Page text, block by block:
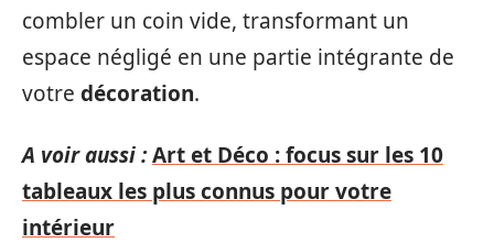
combler un coin vide, transformant un
espace négligé en une partie intégrante de
votre décoration.
A voir aussi :Art et Déco : focus sur les 10
tableaux les plus connus pour votre
intérieur